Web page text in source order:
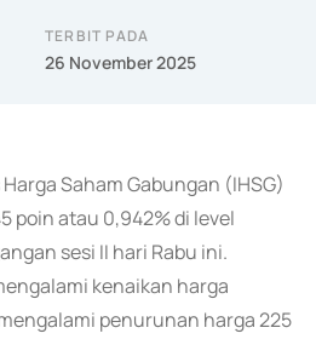
TERBIT PADA
26 November 2025
Saham Gabungan (IHSG)
poin atau 0,942% di level
sesi II hari Rabu ini.
kenaikan harga
penurunan harga 225